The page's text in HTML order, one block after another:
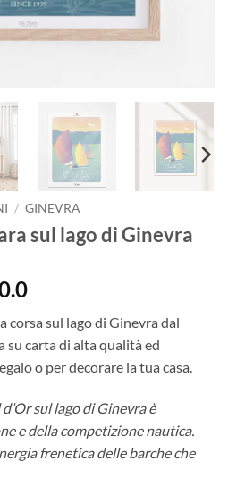
/ GINEVRA
sul lago di Ginevra
Fascia
prezzo:
da
CHF 40.0
CHF 180.0
corsa sul lago di Ginevra dal
su carta di alta qualità ed
o per decorare la tua casa.
sul lago di Ginevra è
e della competizione nautica.
frenetica delle barche che